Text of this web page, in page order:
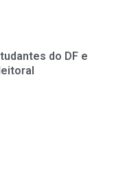
do DF e